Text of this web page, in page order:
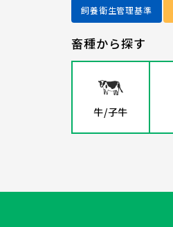
飼養衛生管理基準
畜種から探す
牛/子牛